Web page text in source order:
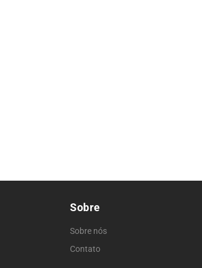
Sobre
Sobre nós
Contato